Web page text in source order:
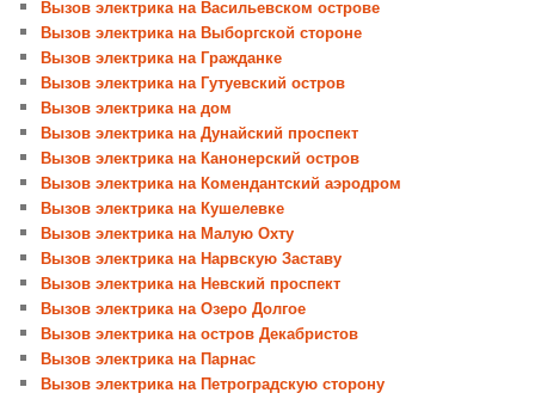
Вызов электрика на Васильевском острове
Вызов электрика на Выборгской стороне
Вызов электрика на Гражданке
Вызов электрика на Гутуевский остров
Вызов электрика на дом
Вызов электрика на Дунайский проспект
Вызов электрика на Канонерский остров
Вызов электрика на Комендантский аэродром
Вызов электрика на Кушелевке
Вызов электрика на Малую Охту
Вызов электрика на Нарвскую Заставу
Вызов электрика на Невский проспект
Вызов электрика на Озеро Долгое
Вызов электрика на остров Декабристов
Вызов электрика на Парнас
Вызов электрика на Петроградскую сторону